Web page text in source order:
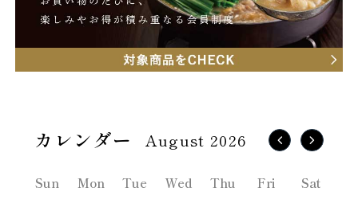
August 2026
Sun Mon Tue Wed Thu Fri Sat